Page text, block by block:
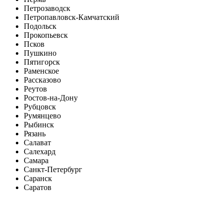
Петрозаводск
Петропавловск-Камчатский
Подольск
Прокопьевск
Псков
Пушкино
Пятигорск
Раменское
Рассказово
Реутов
Ростов-на-Дону
Рубцовск
Румянцево
Рыбинск
Рязань
Салават
Салехард
Самара
Санкт-Петербург
Саранск
Саратов